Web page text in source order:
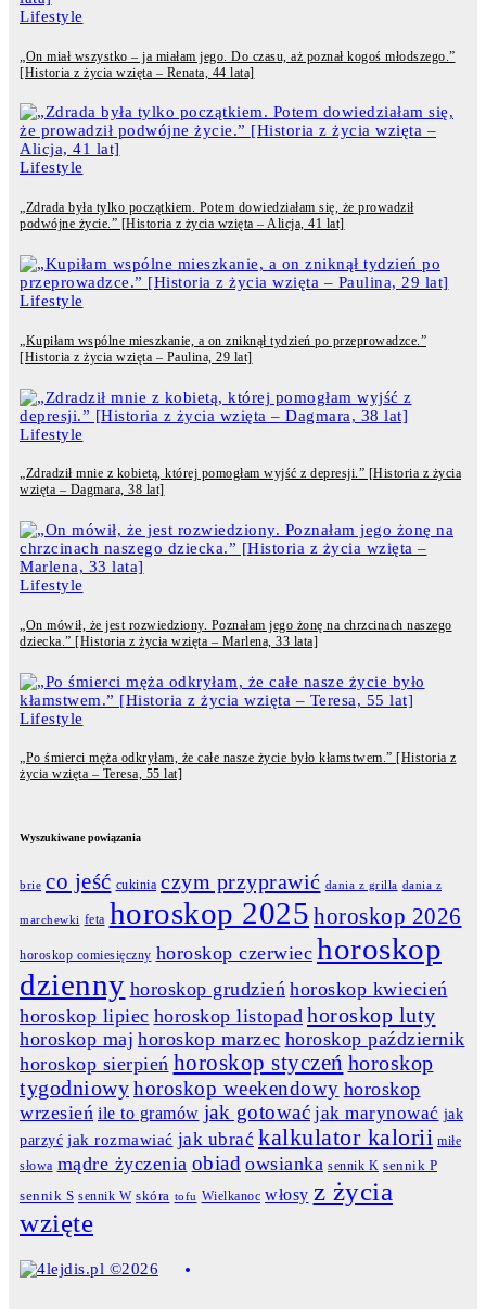
Lifestyle
„On miał wszystko – ja miałam jego. Do czasu, aż poznał kogoś młodszego.”
[Historia z życia wzięta – Renata, 44 lata]
Lifestyle
„Zdrada była tylko początkiem. Potem dowiedziałam się, że prowadził
podwójne życie.” [Historia z życia wzięta – Alicja, 41 lat]
Lifestyle
„Kupiłam wspólne mieszkanie, a on zniknął tydzień po przeprowadzce.”
[Historia z życia wzięta – Paulina, 29 lat]
Lifestyle
„Zdradził mnie z kobietą, której pomogłam wyjść z depresji.” [Historia z życia
wzięta – Dagmara, 38 lat]
Lifestyle
„On mówił, że jest rozwiedziony. Poznałam jego żonę na chrzcinach naszego
dziecka.” [Historia z życia wzięta – Marlena, 33 lata]
Lifestyle
„Po śmierci męża odkryłam, że całe nasze życie było kłamstwem.” [Historia z
życia wzięta – Teresa, 55 lat]
Wyszukiwane powiązania
brie co jeść cukinia czym przyprawić dania z grilla dania z
marchewki feta horoskop 2025 horoskop 2026
horoskop comiesięczny horoskop czerwiec horoskop
dzienny horoskop grudzień horoskop kwiecień
horoskop lipiec horoskop listopad horoskop luty
horoskop maj horoskop marzec horoskop październik
horoskop sierpień horoskop styczeń horoskop
tygodniowyhoroskop weekendowy horoskop
wrzesień ile to gramów jak gotować jak marynować jak
parzyć jak rozmawiać jak ubrać kalkulator kalorii miłe
słowa mądre życzenia obiad owsianka sennik K sennik P
sennik S sennik W skóra tofu Wielkanoc włosy z życia
wzięte